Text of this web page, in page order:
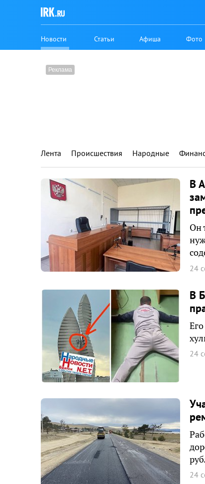
Новости Статьи Афиша Фото
Лента Происшествия Народные
В
Он
24
В
24
24